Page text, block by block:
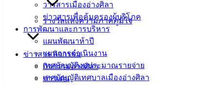
วารสารเมืองอ่างศิลา
ข่าวสารเพื่อคุ้มครองผู้บริโภค
การพัฒนาและการบริหาร
แผนพัฒนาห้าปี
แผนการดำเนินงาน
เทศบัญญัติงบประมาณรายจ่าย
เทศบัญญัติเทศบาลเมืองอ่างศิลา
รางวัลแห่งความภาคภูมิใจ
ข่าวสาร กิจกรรม
กิจกรรมอ่างศิลา
ข่าวเด่น
4. นางสาวปนัดดา มังกโรทัย ตำแหน่ง หัวหน้าฝ่ายพัฒนารายได้
ย้ายมาจาก เทศบาลตำบลวังศาลา จังหวัดกาญจนบุรี
5. นางสาวรวีพลอย เดชอุดม ตำแหน่ง หัวหน้าฝ่ายแผนงานและ
งบประมาณ ย้ายมาจาก เทศบาลตำบลเหมือง จังหวัดชลบุรี
6. นางลลิภัทร โวเยโวดิน ตำแหน่ง หัวหน้าฝ่ายสรรหาและบรรจุ